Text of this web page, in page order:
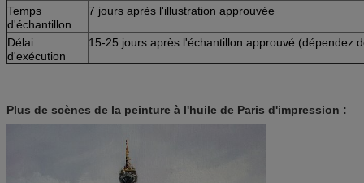
Temps
d'échantillon
7 jours après l'illustration approuvée
Délai
d'exécution
15-25 jours après l'échantillon approuvé (dépendez
Plus de scènes de la peinture à l'huile de Paris d'impression :